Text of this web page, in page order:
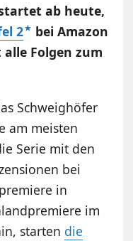
ab heute,
2
bei Amazon
alle Folgen zum
Schweighöfer
am meisten
Serie mit den
bei
in
im
starten die